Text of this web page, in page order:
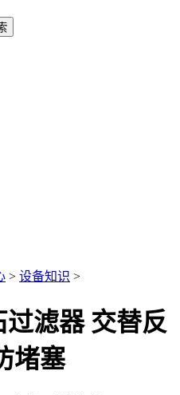
> 设备知识 >
滤器 交替反
堵塞